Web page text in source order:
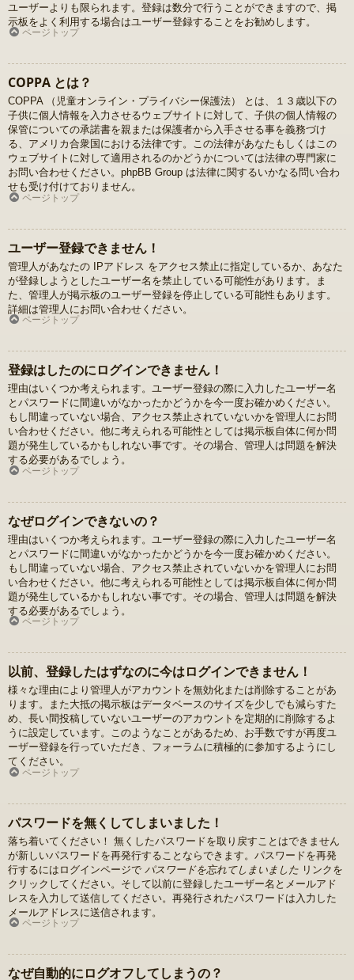
ユーザーよりも限られます。登録は数分で行うことができますので、掲
示板をよく利用する場合はユーザー登録することをお勧めします。
ページトップ
COPPA とは？
COPPA （児童オンライン・プライバシー保護法） とは、１３歳以下の
子供に個人情報を入力させるウェブサイトに対して、子供の個人情報の
保管についての承諾書を親または保護者から入手させる事を義務づけ
る、アメリカ合衆国における法律です。この法律があなたもしくはこの
ウェブサイトに対して適用されるのかどうかについては法律の専門家に
お問い合わせください。phpBB Group は法律に関するいかなる問い合わ
せも受け付けておりません。
ページトップ
ユーザー登録できません！
管理人があなたの IPアドレス をアクセス禁止に指定しているか、あなた
が登録しようとしたユーザー名を禁止している可能性があります。ま
た、管理人が掲示板のユーザー登録を停止している可能性もあります。
詳細は管理人にお問い合わせください。
ページトップ
登録はしたのにログインできません！
理由はいくつか考えられます。ユーザー登録の際に入力したユーザー名
とパスワードに間違いがなかったかどうかを今一度お確かめください。
もし間違っていない場合、アクセス禁止されていないかを管理人にお問
い合わせください。他に考えられる可能性としては掲示板自体に何か問
題が発生しているかもしれない事です。その場合、管理人は問題を解決
する必要があるでしょう。
ページトップ
なぜログインできないの？
理由はいくつか考えられます。ユーザー登録の際に入力したユーザー名
とパスワードに間違いがなかったかどうかを今一度お確かめください。
もし間違っていない場合、アクセス禁止されていないかを管理人にお問
い合わせください。他に考えられる可能性としては掲示板自体に何か問
題が発生しているかもしれない事です。その場合、管理人は問題を解決
する必要があるでしょう。
ページトップ
以前、登録したはずなのに今はログインできません！
様々な理由により管理人がアカウントを無効化または削除することがあ
ります。また大抵の掲示板はデータベースのサイズを少しでも減らすた
め、長い間投稿していないユーザーのアカウントを定期的に削除するよ
うに設定しています。このようなことがあるため、お手数ですが再度ユ
ーザー登録を行っていただき、フォーラムに積極的に参加するようにし
てください。
ページトップ
パスワードを無くしてしまいました！
落ち着いてください！ 無くしたパスワードを取り戻すことはできません
が新しいパスワードを再発行することならできます。パスワードを再発
行するにはログインページで パスワードを忘れてしまいました リンクを
クリックしてください。そして以前に登録したユーザー名とメールアド
レスを入力して送信してください。再発行されたパスワードは入力した
メールアドレスに送信されます。
ページトップ
なぜ自動的にログオフしてしまうの？